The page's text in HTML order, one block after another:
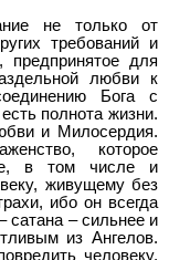
не только от
требований и
предпринятое для
любви к
Бога с
полнота жизни.
и Милосердия.
которое
в том числе и
живущему без
ибо он всегда
сатана – сильнее и
из Ангелов.
человеку,